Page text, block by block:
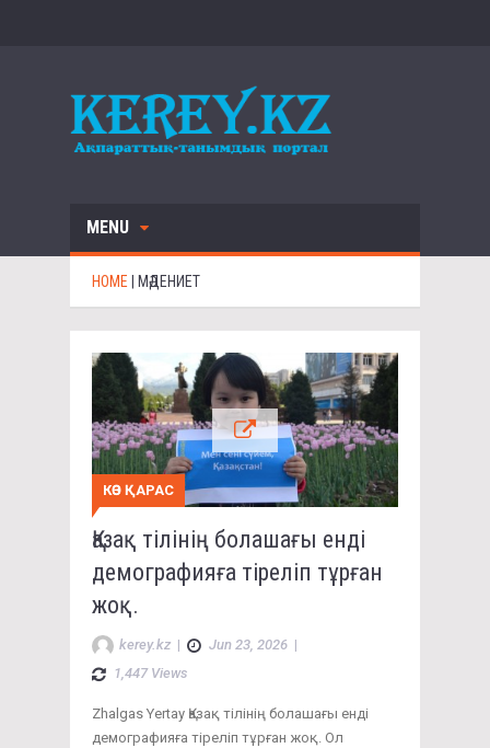
MENU
HOME | МӘДЕНИЕТ
КӨЗ ҚАРАС
Қазақ тілінің болашағы енді
демографияға тіреліп тұрған
жоқ.
kerey.kz | Jun 23, 2026 |
1,447 Views
Zhalgas Yertay Қазақ тілінің болашағы енді
демографияға тіреліп тұрған жоқ. Ол